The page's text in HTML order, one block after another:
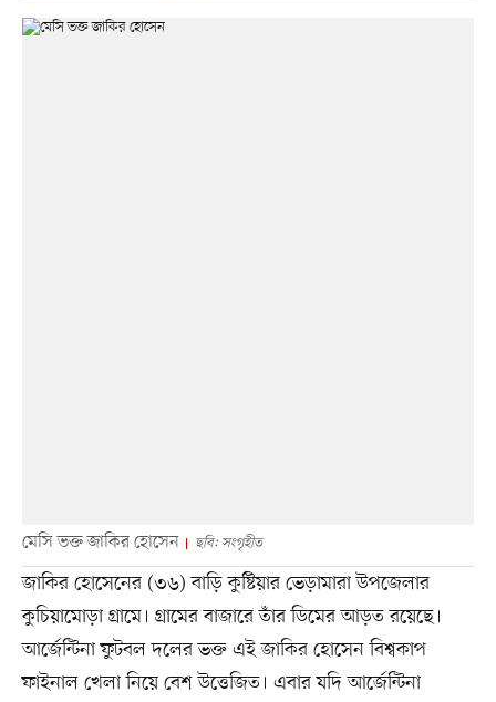
মেসি ভক্ত জাকির হোসেন ছবি: সংগৃহীত
জাকির হোসেনের (৩৬) বাড়ি কুষ্টিয়ার ভেড়ামারা উপজেলার
কুচিয়ামোড়া গ্রামে। গ্রামের বাজারে তাঁর ডিমের আড়ত রয়েছে।
আর্জেন্টিনা ফুটবল দলের ভক্ত এই জাকির হোসেন বিশ্বকাপ
ফাইনাল খেলা নিয়ে বেশ উত্তেজিত। এবার যদি আর্জেন্টিনা